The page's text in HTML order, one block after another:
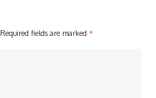
Required fields are marked *